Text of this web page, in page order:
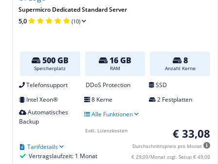
Supermicro Dedicated Standard Server
5,0 (10)
500 GB
Speicherplatz
16 GB
RAM
8
Anzahl Kerne
Telefonsupport DDoS Protection
SSD
Intel Xeon®
8 Kerne
2 Festplatten
Automatisches
Backup
Alle Funktionen
€ 33,08
Durchschnittspreis pro Monat
€ 29,00/Monat zzgl. Setup € 49,00
Vertragslaufzeit: 1 Monat
Tarifdetails
Exkl. Lizenzkosten